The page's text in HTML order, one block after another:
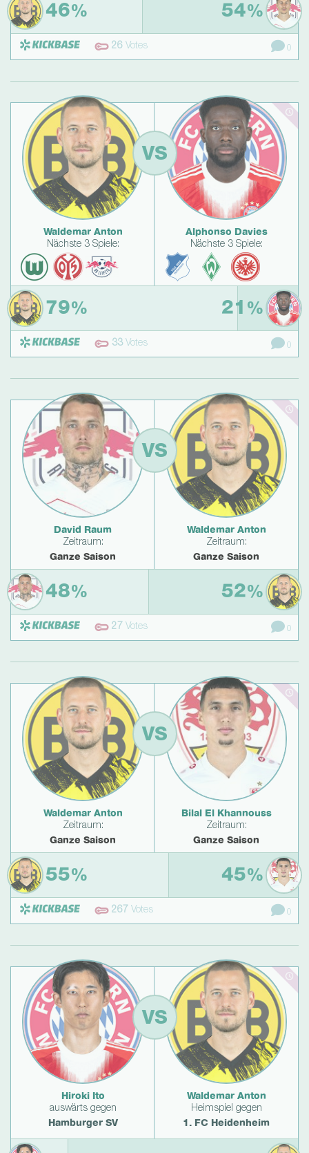
46% 54%
26 Votes 0
Waldemar Anton
Nächste 3 Spiele:
VS
Alphonso Davies
Nächste 3 Spiele:
79% 21 %
33Votes 0
David Raum
Zeitraum:
Ganze Saison
VS
Waldemar Anton
Zeitraum:
Ganze Saison
48% 52%
27 Votes 0
Waldemar Anton
Zeitraum:
Ganze Saison
VS
Bilal El Khannouss
Zeitraum:
Ganze Saison
55% 45%
267 Votes 0
Hiroki Ito
auswärts gegen
Hamburger SV
VS
Waldemar Anton
Heimspiel gegen
1. FC Heidenheim